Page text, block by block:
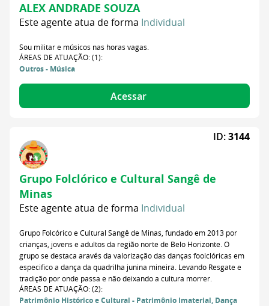
ALEX ANDRADE SOUZA
Este agente atua de forma Individual
Sou militar e músicos nas horas vagas.
ÁREAS DE ATUAÇÃO: (1):
Outros - Música
Acessar
Grupo Folclórico e Cultural Sangê de
Minas
Este agente atua de forma Individual
ID:3144
Grupo Folcórico e Cultural Sangê de Minas, fundado em 2013 por
crianças, jovens e adultos da região norte de Belo Horizonte. O
grupo se destaca aravés da valorização das danças foolclóricas em
especifico a dança da quadrilha junina mineira. Levando Resgate e
tradição por onde passa e não deixando a cultura morrer.
ÁREAS DE ATUAÇÃO: (2):
Patrimônio Histórico e Cultural - Patrimônio Imaterial, Dança